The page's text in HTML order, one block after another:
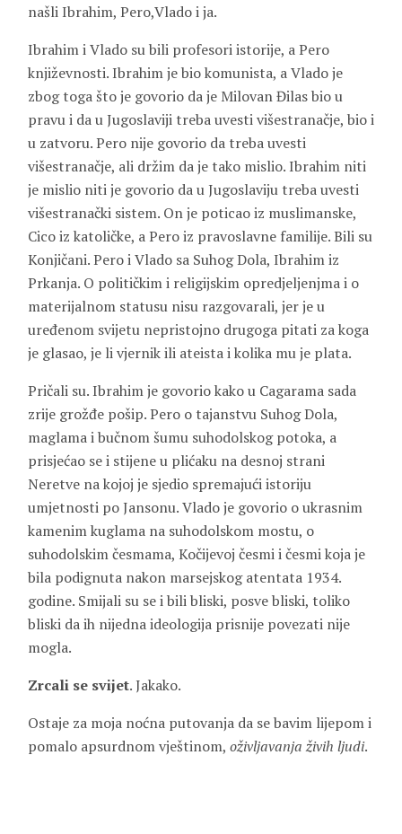
našli Ibrahim, Pero,Vlado i ja.
Ibrahim i Vlado su bili profesori istorije, a Pero
književnosti. Ibrahim je bio komunista, a Vlado je
zbog toga što je govorio da je Milovan Đilas bio u
pravu i da u Jugoslaviji treba uvesti višestranačje, bio i
u zatvoru. Pero nije govorio da treba uvesti
višestranačje, ali držim da je tako mislio. Ibrahim niti
je mislio niti je govorio da u Jugoslaviju treba uvesti
višestranački sistem. On je poticao iz muslimanske,
Cico iz katoličke, a Pero iz pravoslavne familije. Bili su
Konjičani. Pero i Vlado sa Suhog Dola, Ibrahim iz
Prkanja. O političkim i religijskim opredjeljenjma i o
materijalnom statusu nisu razgovarali, jer je u
uređenom svijetu nepristojno drugoga pitati za koga
je glasao, je li vjernik ili ateista i kolika mu je plata.
Pričali su. Ibrahim je govorio kako u Cagarama sada
zrije grožđe pošip. Pero o tajanstvu Suhog Dola,
maglama i bučnom šumu suhodolskog potoka, a
prisjećao se i stijene u plićaku na desnoj strani
Neretve na kojoj je sjedio spremajući istoriju
umjetnosti po Jansonu. Vlado je govorio o ukrasnim
kamenim kuglama na suhodolskom mostu, o
suhodolskim česmama, Kočijevoj česmi i česmi koja je
bila podignuta nakon marsejskog atentata 1934.
godine. Smijali su se i bili bliski, posve bliski, toliko
bliski da ih nijedna ideologija prisnije povezati nije
mogla.
Zrcali se svijet. Jakako.
Ostaje za moja noćna putovanja da se bavim lijepom i
pomalo apsurdnom vještinom, oživljavanja živih ljudi.